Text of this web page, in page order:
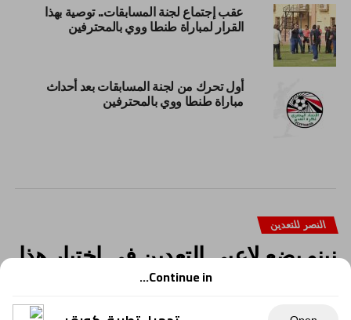
عقب إجتماع لجنة المسابقات.. توصية بهذا
القرار لمباراة طنطا ووي بالمحترفين
أول تحرك من لجنة المسابقات بعد أحداث
مباراة طنطا ووي بالمحترفين
النصر للتعدين
نينو يضع لاعبي التعدين في اختيار هذا
الأسبوع تعرف التفاصيل
كتب: خالد مصطفي
Continue in...